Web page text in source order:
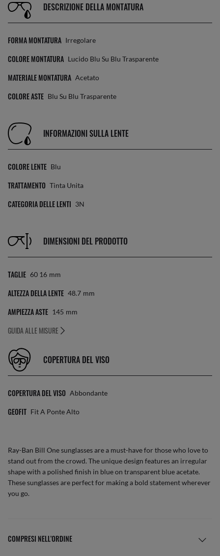
DESCRIZIONE DELLA MONTATURA
FORMA MONTATURA Irregolare
COLORE MONTATURA Lucido Blu Su Blu Trasparente
MATERIALE MONTATURA Acetato
COLORE ASTE Blu Su Blu Trasparente
INFORMAZIONI SULLA LENTE
COLORE LENTE Blu
TRATTAMENTO Tinta Unita
CATEGORIA DELLE LENTI 3N
DIMENSIONI DEL PRODOTTO
TAGLIE 60 16 Mm
ALTEZZA DELLA LENTE 48.7 Mm
AMPIEZZA ASTE 145 Mm
GUIDA ALLE MISURE
COPERTURA DEL VISO
COPERTURA DEL VISO Abbondante
GEOFIT Fit A Ponte Alto
Ray-Ban Bill One sunglasses are a must-have for those who love to
stand out from the crowd. The unique design features an irregular
shape with a polished finish in blue on transparent blue acetate.
These sunglasses are perfect for making a bold statement wherever
you go.
COMPRESI NELL’ORDINE